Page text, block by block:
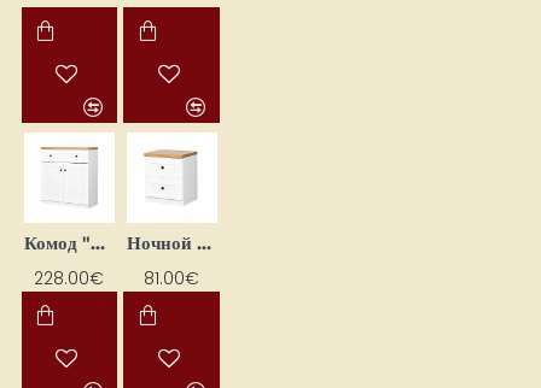
Комод "Toskania" 90x99x44
228.00€
Ночной шкафчик "Toskania" 45x47x44
81.00€